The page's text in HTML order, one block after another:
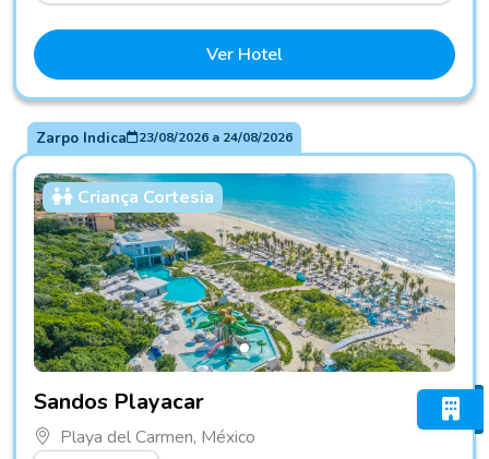
Ver Hotel
Zarpo Indica 23/08/2026a 24/08/2026
Criança Cortesia
Sandos Playacar
Playa del Carmen, México